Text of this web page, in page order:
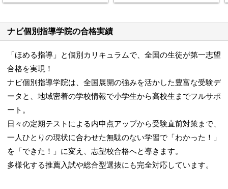
ナビ個別指導学院の合格実績
「ほめる指導」と個別カリキュラムで、全国の生徒が第一志望
合格を実現！
ナビ個別指導学院は、全国展開の強みを活かした豊富な受験デ
ータと、地域密着の学校情報で小学生から高校生までフルサポ
ート。
日々の定期テストによる内申点アップから受験直前対策まで、
一人ひとりの現状に合わせた無駄のない学習で「わかった！」
を「できた！」に変え、志望校合格へと導きます。
多様化する推薦入試や総合型選抜にも完全対応しています。